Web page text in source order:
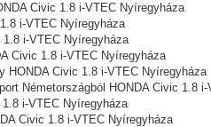
Civic 1.8 i-VTEC Nyíregyháza
i-VTEC Nyíregyháza
i-VTEC Nyíregyháza
Civic 1.8 i-VTEC Nyíregyháza
HONDA Civic 1.8 i-VTEC Nyíregyháza
Németországból HONDA Civic 1.8
i-VTEC Nyíregyháza
Civic 1.8 i-VTEC Nyíregyháza